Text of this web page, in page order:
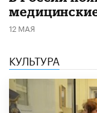
12 МАЯ
КУЛЬТУРА